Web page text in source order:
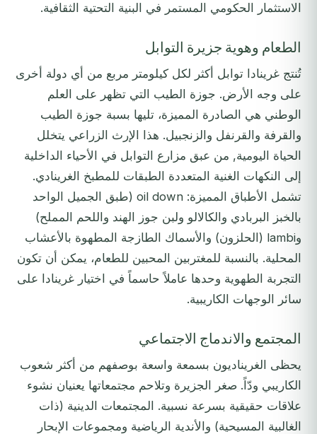
الاستثمار الحكومي المستمر في البنية التحتية الثقافية.
الطعام وهوية جزيرة التوابل
تُنتج غرينادا توابل أكثر لكل كيلومتر مربع من أي دولة أخرى
على وجه الأرض. جوزة الطيب التي تظهر على العلم
الوطني هي الصادرة المميزة، تليها بسبة جوزة الطيب
والقرفة والقرنفل والزنجبيل. هذا الإرث الزراعي يتخلل
الحياة اليومية, من عبق مزارع التوابل في الأحياء الداخلية
إلى النكهات الغنية المتعددة الطبقات للمطبخ الغرينادي.
تشمل الأطباق المميزة: oil down (طبق الجميل الواحد
بالخبز البربادي والكالالو ولبن جوز الهند واللحم المملح)
وlambi (الحلزون) والأسماك الطازجة المطهوة بالأعشاب
المحلية. بالنسبة للمغتربين المحبين للطعام، يمكن أن تكون
التجربة الطهوية وحدها عاملاً حاسماً في اختيار غرينادا على
سائر الوجهات الكاريبية.
المجتمع والاندماج الاجتماعي
يحظى الغريناديون بسمعة واسعة بوصفهم من أكثر شعوب
الكاريبي ودّاً. صغر الجزيرة وتلاحم مجتمعاتها يعنيان نشوء
علاقات حقيقية بسرعة نسبية. المجتمعات الدينية (ذات
الغالبية المسيحية) والأندية الرياضية ومجموعات الإبحار